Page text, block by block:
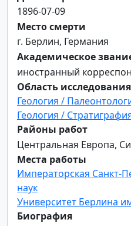
1896-07-09
Место смерти
г. Берлин, Германия
Академическое
иностранный
Область исследования
Геология /
Геология /
Районы работ
Центральная Европа,
Места работы
Императорская Санкт-
наук
Университет Берлина
Биография